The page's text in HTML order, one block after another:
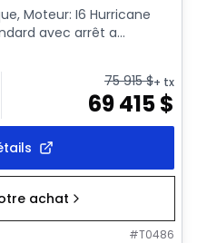
Moteur: I6 Hurricane
avec arrêt a...
75 915$+ tx
69 415$
achat
#T0486